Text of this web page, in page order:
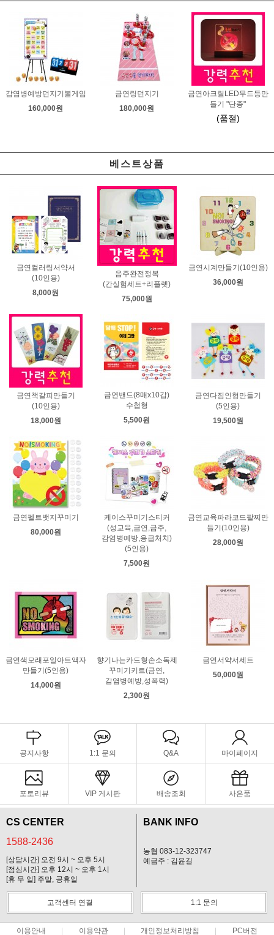
감염병예방던지기볼게임
160,000원
금연링던지기
180,000원
금연아크릴LED무드등만
들기 "단종"
(품절)
베스트상품
금연컬러링서약서
(10인용)
8,000원
음주완전정복
(간실험세트+리플렛)
75,000원
금연시계만들기(10인용)
36,000원
금연책갈피만들기
(10인용)
18,000원
금연밴드(8매x10갑)
수첩형
5,500원
금연다짐인형만들기
(5인용)
19,500원
금연펠트뱃지꾸미기
80,000원
케이스꾸미기스티커
(성교육,금연,금주,
감염병예방,응급처치)
(5인용)
7,500원
금연교육파라코드팔찌만
들기(10인용)
28,000원
금연색모래포일아트액자
만들기(5인용)
14,000원
향기나는카드형손소독제
꾸미기키트(금연,
감염병예방,성폭력)
2,300원
금연서약서세트
50,000원
공지사항 1:1 문의 Q&A 마이페이지
포토리뷰 VIP 게시판 배송조회 사은품
CS CENTER
1588-2436
[상담시간] 오전 9시 ~ 오후 5시
[점심시간] 오후 12시 ~ 오후 1시
[휴 무 일] 주말, 공휴일
BANK INFO
농협 083-12-323747
예금주 : 김윤길
고객센터 연결 1:1 문의
이용안내 이용약관 개인정보처리방침 PC버전